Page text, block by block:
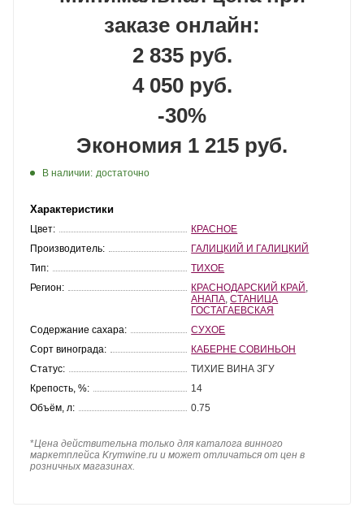
заказе онлайн:
2 835 руб.
4 050 руб.
-30%
Экономия 1 215 руб.
В наличии: достаточно
Характеристики
Цвет:
КРАСНОЕ
Производитель:
ГАЛИЦКИЙ И ГАЛИЦКИЙ
Тип:
ТИХОЕ
Регион:
КРАСНОДАРСКИЙ КРАЙ
АНАПА ,СТАНИЦА
ГОСТАГАЕВСКАЯ
Содержание сахара:
СУХОЕ
Сорт винограда:
КАБЕРНЕ СОВИНЬОН
Статус:
ТИХИЕ ВИНА ЗГУ
Крепость, %:
14
Объём, л:
0.75
*Цена действительна только для каталога винного
маркетплейса Krymwine.ru и может отличаться от цен в
розничных магазинах.